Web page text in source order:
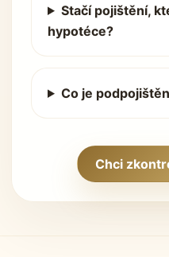
Stačí pojištění,
hypotéce?
Co je
Chci